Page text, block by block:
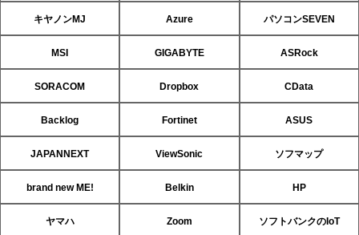
キヤノンMJ Azure パソコンSEVEN
MSI GIGABYTE ASRock
SORACOM Dropbox CData
Backlog Fortinet ASUS
JAPANNEXT ViewSonic ソフマップ
brand new ME! Belkin HP
ヤマハ Zoom ソフトバンクのIoT